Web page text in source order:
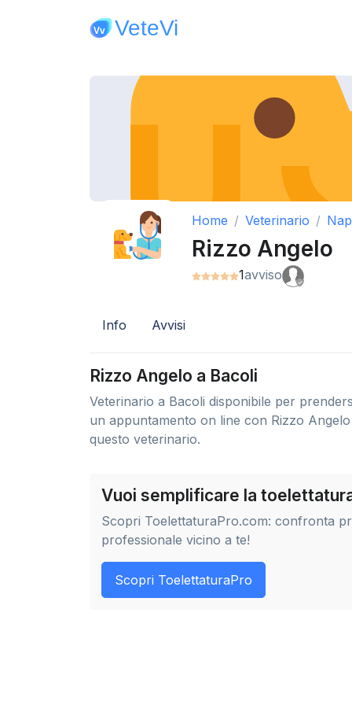
Home Veterinario
Rizzo Angelo
1avviso
Info Avvisi
Rizzo Angelo a Bacoli
Veterinario a Bacoli disponibile per
un appuntamento on line con Rizzo
questo veterinario.
Vuoi semplificare la
Scopri ToelettaturaPro.com: confronta
professionale vicino a te!
Scopri ToelettaturaPro